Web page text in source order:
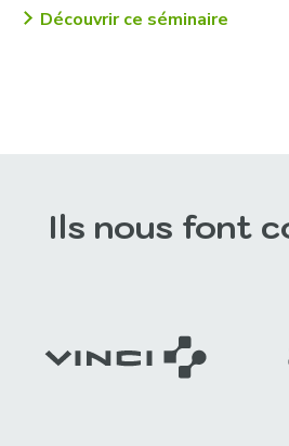
Découvrir ce séminaire
Ils nous font